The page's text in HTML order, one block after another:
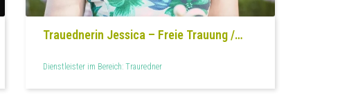
Trauednerin Jessica – Freie Trauung /
Dienstleister im Bereich: Trauredner